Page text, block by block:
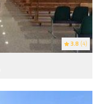
3.8 (4)